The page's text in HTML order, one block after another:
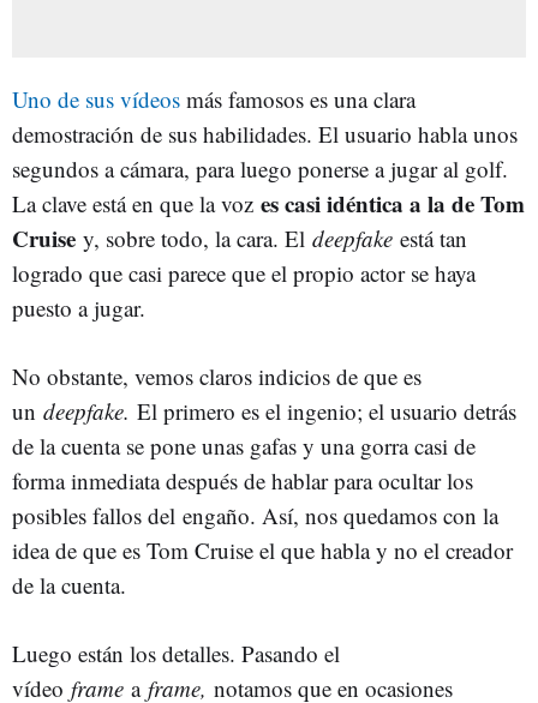
Uno de sus vídeos más famosos es una clara
demostración de sus habilidades. El usuario habla unos
segundos a cámara, para luego ponerse a jugar al golf.
La clave está en que la voz es casi idéntica a la de Tom
Cruise y, sobre todo, la cara. El deepfake está tan
logrado que casi parece que el propio actor se haya
puesto a jugar.
No obstante, vemos claros indicios de que es
un deepfake. El primero es el ingenio; el usuario detrás
de la cuenta se pone unas gafas y una gorra casi de
forma inmediata después de hablar para ocultar los
posibles fallos del engaño. Así, nos quedamos con la
idea de que es Tom Cruise el que habla y no el creador
de la cuenta.
Luego están los detalles. Pasando el
vídeo frame a frame, notamos que en ocasiones